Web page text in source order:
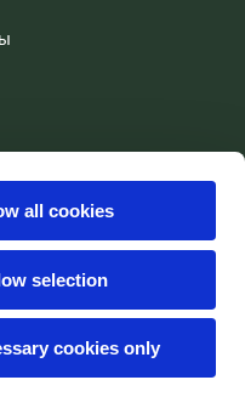
all cookies
selection
cookies only